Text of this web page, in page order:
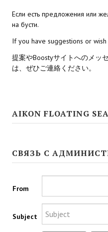
Kingdoms of Amalur:
Mass Effect Andromeda
Neverwinter Nights 1
Sims 3
Star Wars Jedi Knight: Dark
Star Wars Knights of the Old
Titan Quest Immortal Throne
Если есть предложения или
на бусти.
If you have suggestions or
提案やBoostyサイトへのメッ
は、ぜひご連絡ください。
AIKON FLOATING
СВЯЗЬ С
From
Subject